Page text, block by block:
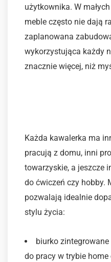
użytkownika. W
meble często nie dają
zaplanowana
wykorzystująca każdy
znacznie więcej, niż
Każda kawalerka ma
pracują z domu, inni
towarzyskie, a jeszcze
do ćwiczeń czy hobby.
pozwalają idealnie
stylu życia:
biurko
do pracy w trybie home